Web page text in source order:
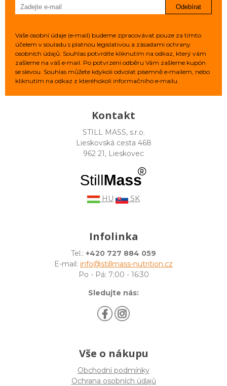
Odebírat
Vaše osobní údaje (e‑mail) budeme zpracovávat pouze za tímto
účelem v souladu s platnou legislativou a zásadami ochrany
osobních údajů. Souhlas potvrdíte kliknutím na odkaz, který vám
zašleme na váš e‑mail. Po potvrzení odběru Vám zašleme kupón
se slevou. Souhlas můžete kdykoli odvolat písemně e‑mailem, nebo
kliknutím na odkaz z kteréhokoli informačního e‑mailu.
Kontakt
STILL MASS, s.r.o.
Lieskovská cesta 468
962 21, Lieskovec
HU SK
Infolinka
Tel.: +420 727 884 059
E-mail: info@stillmass-nutrition.cz
Po - Pá: 7:00 - 16:30
Sledujte nás:
Vše o nákupu
Obchodní podmínky
Ochrana osobních údajů